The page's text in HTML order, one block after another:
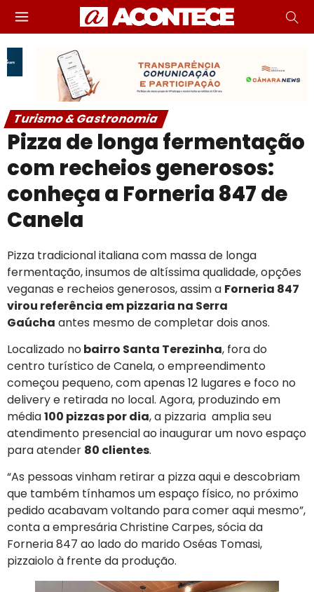
Turismo & Gastronomia
Pizza de longa fermentação
com recheios generosos:
conheça a Forneria 847 de
Canela
Pizza tradicional italiana com massa de longa
fermentação, insumos de altíssima qualidade, opções
veganas e recheios generosos, assim a Forneria 847
virou referência em pizzaria na Serra
Gaúcha antes mesmo de completar dois anos.
Localizado nobairro Santa Terezinha, fora do
centro turístico de Canela, o empreendimento
começou pequeno, com apenas 12 lugares e foco no
delivery e retirada no local. Agora, produzindo em
média100 pizzas por dia, a pizzaria amplia seu
atendimento presencial ao inaugurar um novo espaço
para atender 80 clientes.
“As pessoas vinham retirar a pizza aqui e descobriam
que também tínhamos um espaço físico, no próximo
pedido acabavam voltando para comer aqui mesmo”,
conta a empresária Christine Carpes, sócia da
Forneria 847 ao lado do marido Oséas Tomasi,
pizzaiolo à frente da produção.